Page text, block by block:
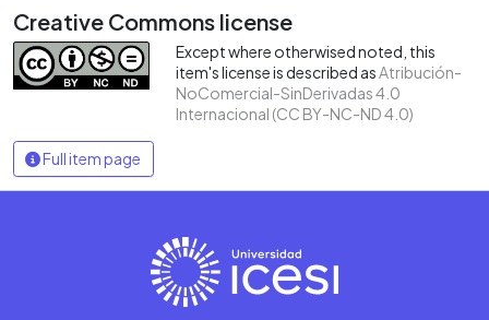
Creative Commons license
Except where otherwised noted, this
item's license is described asAtribución-
NoComercial-SinDerivadas 4.0
Internacional (CC BY-NC-ND 4.0)
Full item page